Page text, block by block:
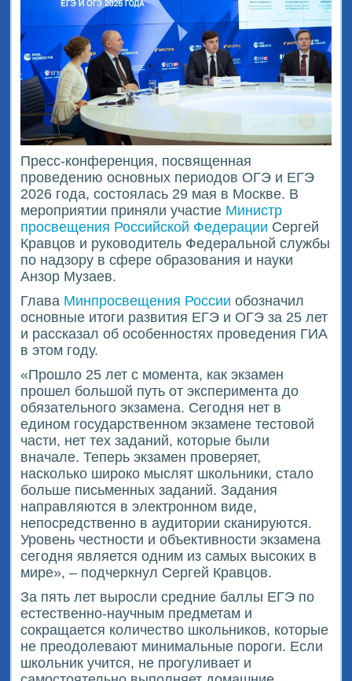
Пресс-конференция, посвященная
проведению основных периодов ОГЭ и ЕГЭ
2026 года, состоялась 29 мая в Москве. В
мероприятии приняли участие Министр
просвещения Российской Федерации Сергей
Кравцов и руководитель Федеральной службы
по надзору в сфере образования и науки
Анзор Музаев.
Глава Минпросвещения России обозначил
основные итоги развития ЕГЭ и ОГЭ за 25 лет
и рассказал об особенностях проведения ГИА
в этом году.
«Прошло 25 лет с момента, как экзамен
прошел большой путь от эксперимента до
обязательного экзамена. Сегодня нет в
едином государственном экзамене тестовой
части, нет тех заданий, которые были
вначале. Теперь экзамен проверяет,
насколько широко мыслят школьники, стало
больше письменных заданий. Задания
направляются в электронном виде,
непосредственно в аудитории сканируются.
Уровень честности и объективности экзамена
сегодня является одним из самых высоких в
мире», – подчеркнул Сергей Кравцов.
За пять лет выросли средние баллы ЕГЭ по
естественно-научным предметам и
сокращается количество школьников, которые
не преодолевают минимальные пороги. Если
школьник учится, не прогуливает и